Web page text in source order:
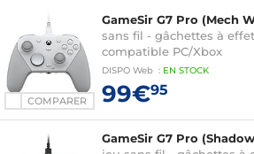
COMPARER
GameSir G7 Pro (Mech
sans fil - gâchettes à
compatible PC/Xbox
DISPO Web : EN STOCK
99€95
GameSir G7 Pro